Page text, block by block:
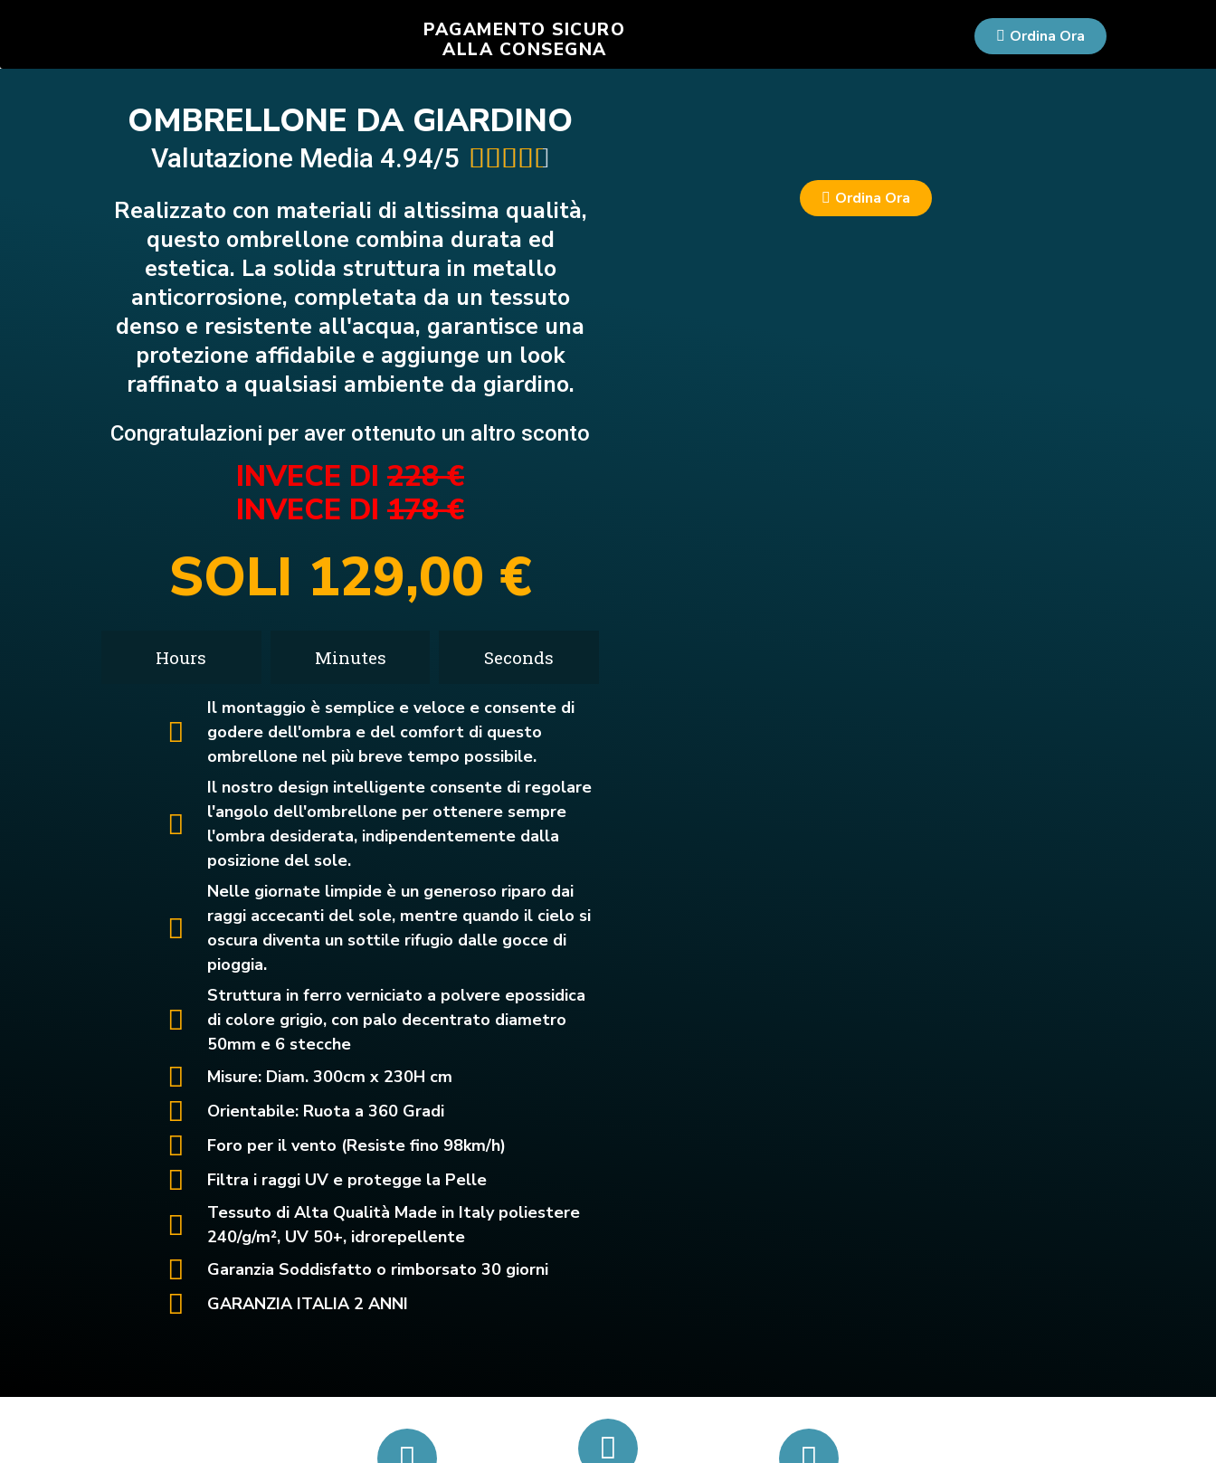
PAGAMENTO SICURO
ALLA CONSEGNA
Ordina Ora
OMBRELLONE DA GIARDINO
Valutazione Media 4.94/5 
Realizzato con materiali di altissima qualità,
questo ombrellone combina durata ed
estetica. La solida struttura in metallo
anticorrosione, completata da un tessuto
denso e resistente all'acqua, garantisce una
protezione affidabile e aggiunge un look
raffinato a qualsiasi ambiente da giardino.
Congratulazioni per aver ottenuto un altro sconto
INVECE DI 228 €
INVECE DI 178 €
SOLI 129,00 €
Hours Minutes Seconds
Il montaggio è semplice e veloce e consente di
godere dell'ombra e del comfort di questo
ombrellone nel più breve tempo possibile.
Il nostro design intelligente consente di regolare
l'angolo dell'ombrellone per ottenere sempre
l'ombra desiderata, indipendentemente dalla
posizione del sole.
Nelle giornate limpide è un generoso riparo dai
raggi accecanti del sole, mentre quando il cielo si
oscura diventa un sottile rifugio dalle gocce di
pioggia.
Struttura in ferro verniciato a polvere epossidica
di colore grigio, con palo decentrato diametro
50mm e 6 stecche
Misure: Diam. 300cm x 230H cm
Orientabile: Ruota a 360 Gradi
Foro per il vento (Resiste fino 98km/h)
Filtra i raggi UV e protegge la Pelle
Tessuto di Alta Qualità Made in Italy poliestere
240/g/m², UV 50+, idrorepellente
Garanzia Soddisfatto o rimborsato 30 giorni
GARANZIA ITALIA 2 ANNI
Ordina Ora